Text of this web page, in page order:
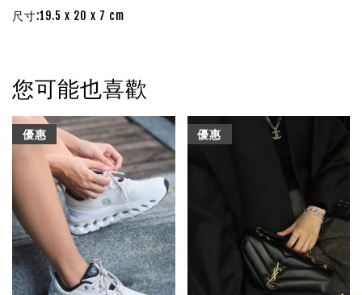
尺寸:19.5 x 20 x 7 cm
您可能也喜歡
優惠 優惠